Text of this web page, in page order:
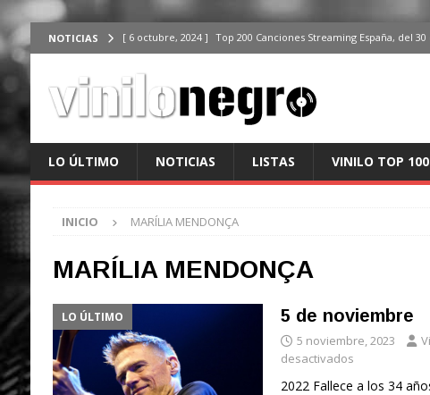
NOTICIAS [ 6 octubre, 2024 ] Top 200 Canciones Streaming España, del
[ 3 octubre, 2024 ] Top 100 Artistas Españoles Streaming en
[ 2 octubre, 2024 ] Top 100 Artistas Internacionales
ÚLTIMO
[ 6 octubre, 2024 ] Top 200 Canciones España, del 30 de
LO ÚLTIMO NOTICIAS LISTAS VINILO TOP 100
INICIO MARÍLIA MENDONÇA
MARÍLIA MENDONÇA
LO ÚLTIMO 5 de noviembre
5 noviembre, 2023
desactivados
2022 Fallece a los 34